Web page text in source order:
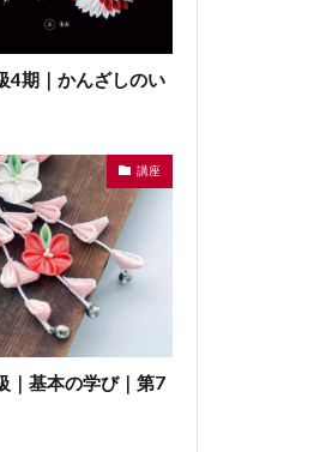
4期｜かんざしのい
講座
｜基本の学び｜第7